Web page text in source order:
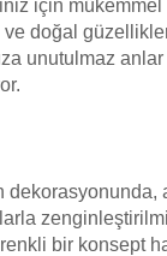
için
ve doğal
unutulmaz
bir konsept